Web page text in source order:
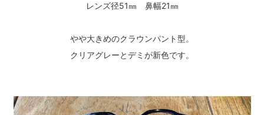
レンズ径51㎜ 鼻幅21㎜
やや大きめのクラウンパント型。
クリアグレーとデミが新色です。